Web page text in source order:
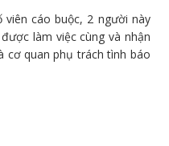
cáo buộc, 2 người này
làm việc cùng và nhận
cơ quan phụ trách tình báo